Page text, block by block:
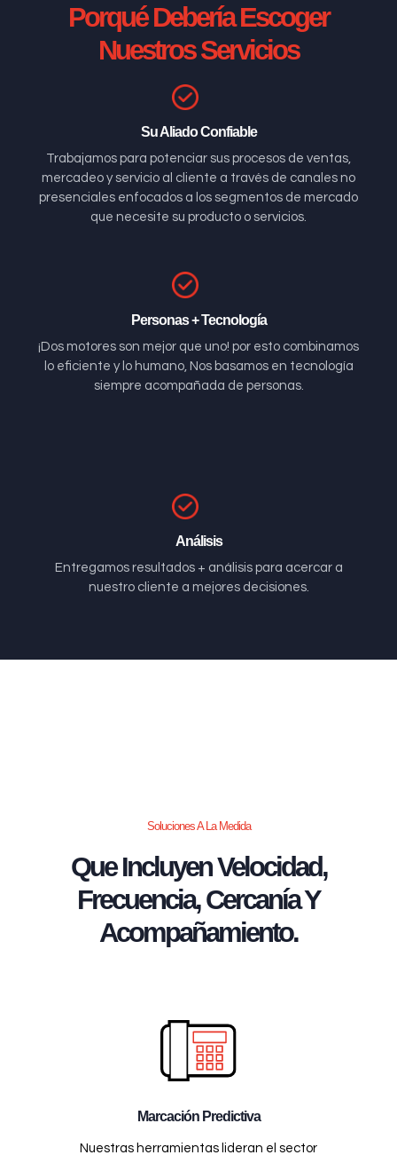
Porqué Debería Escoger
Nuestros Servicios
Su Aliado Confiable
Trabajamos para potenciar sus procesos de ventas,
mercadeo y servicio al cliente a través de canales no
presenciales enfocados a los segmentos de mercado
que necesite su producto o servicios.
Personas + Tecnología
¡Dos motores son mejor que uno! por esto combinamos
lo eficiente y lo humano, Nos basamos en tecnología
siempre acompañada de personas.
Análisis
Entregamos resultados + análisis para acercar a
nuestro cliente a mejores decisiones.
Soluciones A La Medida
Que Incluyen Velocidad,
Frecuencia, Cercanía Y
Acompañamiento.
Marcación Predictiva
Nuestras herramientas lideran el sector